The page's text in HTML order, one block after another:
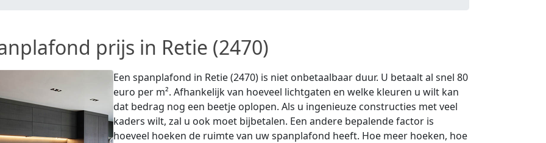
prijs in Retie (2470)
Een spanplafond in Retie (2470) is niet onbetaalbaar duur. U betaalt al snel 80
euro per m². Afhankelijk van hoeveel lichtgaten en welke kleuren u wilt kan
dat bedrag nog een beetje oplopen. Als u ingenieuze constructies met veel
kaders wilt, zal u ook moet bijbetalen. Een andere bepalende factor is
hoeveel hoeken de ruimte van uw spanplafond heeft. Hoe meer hoeken, hoe